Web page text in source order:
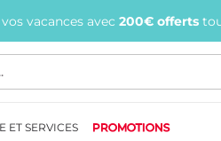
vacances avec 200€ offerts
ET SERVICES PROMOTIONS